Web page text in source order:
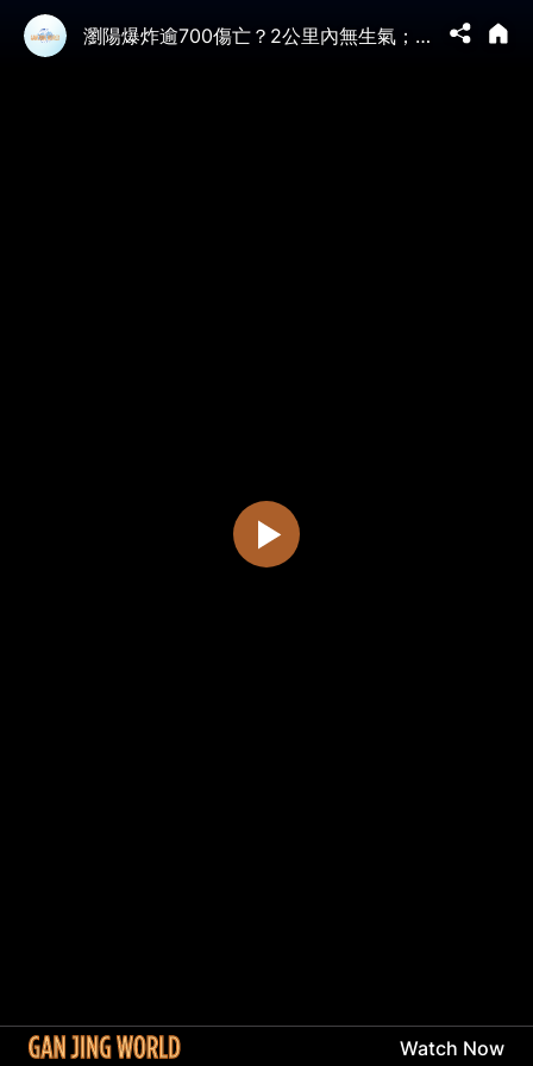
瀏陽爆炸逾700傷亡？2公里內無生氣；生產安全有漏？20年上訪戶獻忠？四次爆炸夷為平地，樹木被連根拔起【新聞看點 李沐陽5.5】#新聞看點 #李沐陽
Watch Now